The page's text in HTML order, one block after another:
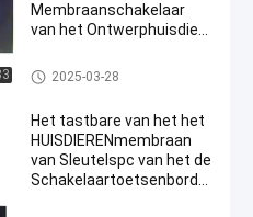
Membraanschakelaar
van het Ontwerphuisdier
De Schakelaar van het HUISDI
ERENmembraan
2025-03-28
Het tastbare van het het
HUISDIERENmembraan
van Sleutelspc van het de
Schakelaartoetsenbord